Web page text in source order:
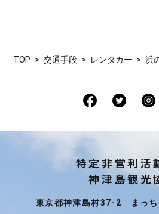
TOP 交通手段 レンタカー 浜
特定非営利活
神津島観光
東京都神津島村37-2 まっち